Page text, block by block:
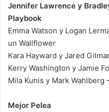
Jennifer Lawrence y
Playbook
Emma Watson y Logan
un Wallflower
Kara Hayward y Jared
Kerry Washington y Jamie
Mila Kunis y Mark Wahlberg
Mejor Pelea